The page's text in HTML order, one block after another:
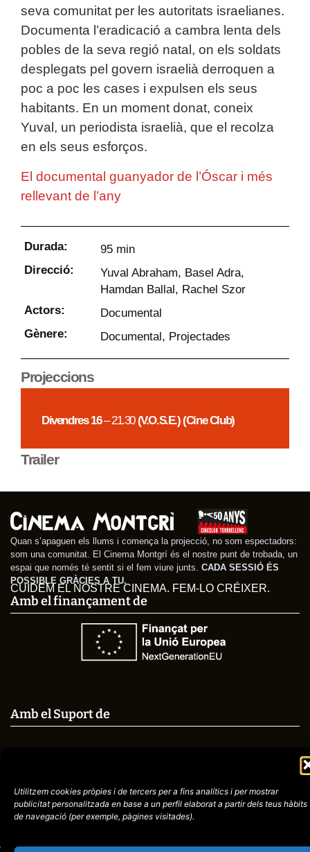
Utilitzem cookies pròpies i de tercers per a fins analítics i per mostrar
publicitatpersonalitzada en base a un perfil elaborat a partir dels teus hàbits
de navegació (perexemple, pàgines visitades).
seva comunitat per les autoritats israelianes.
Documenta l’eradicació a cambra lenta dels
pobles de la seva regió natal, on els soldats
desplegats pel govern israelià derroquen a
poc a poc les cases i expulsen els seus
habitants. En un moment donat, coneix
Yuval, un periodista israelià, que el recolza
en els seus esforços.
El documental guanyador de l’Óscar i més
rellevant de l’any
Durada:
95 min
Direcció:
Yuval Abraham, Basel Adra,
Hamdan Ballal, Rachel Szor
Actors:
Documental
Gènere:
Documental, Projectades
Projeccions
Divendres 16– 21.30(V.O.S.E.) (Cine Club)
Trailer
Quan s’apaguen els llums i comença la projecció, no som espectadors:
som una comunitat. El Cinema Montgrí és el nostre punt de trobada, un
espai que només té sentit si el fem viure junts. CADA SESSIÓ ÉS
POSSIBLE GRÀCIES A TU.
CUIDEM EL NOSTRE CINEMA. FEM-LO CRÉIXER.
Amb el finançament de
Amb el Suport de
Avís
legal
Política de
Privacitat
972758396